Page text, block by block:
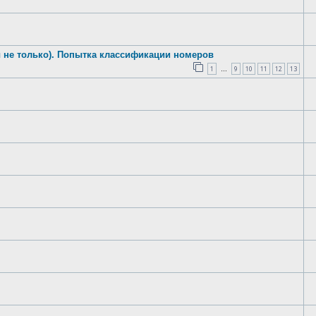
только). Попытка классификации номеров
1 … 9 10 11 12 13